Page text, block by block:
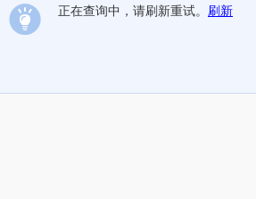
正在查询中，请刷新重试。 刷新